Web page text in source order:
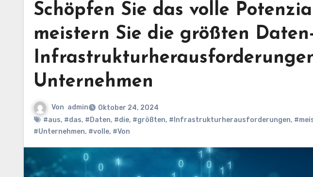
Schöpfen Sie das volle
meistern Sie die größten
Unternehmen
Von admin
Oktober 24, 2024
#aus, #das, #Daten, #die, #größten, #Infrastrukturherausforderungen,
#Unternehmen, #volle, #Von